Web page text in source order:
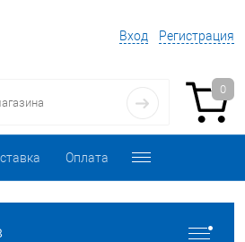
Вход Регистрация
0
Оплата